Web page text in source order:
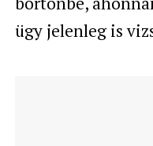
ügy jelenleg is